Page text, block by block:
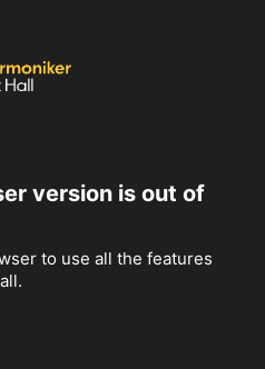
version is out of
to use all the features